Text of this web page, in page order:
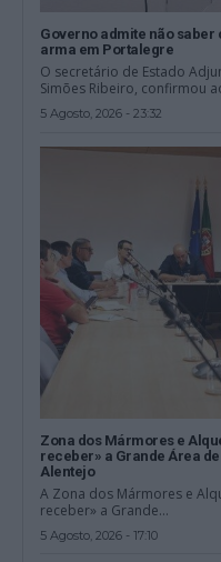
Governo admite não
arma em Portalegre
O secretário de Estado
Simões Ribeiro, confirmou
5 Agosto, 2026 - 23:32
Zona dos Mármores e
receber» a Grande Área
Alentejo
A Zona dos Mármores e
receber» a Grande...
5 Agosto, 2026 - 17:10